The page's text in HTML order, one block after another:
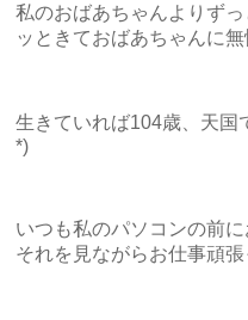
私のおばあちゃんよりず
ッときておばあちゃんに
生きていれば104歳、天国
*)
いつも私のパソコンの前
それを見ながらお仕事頑